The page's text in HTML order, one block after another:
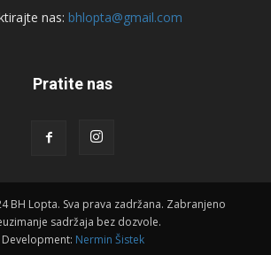
nas: bhlopta@gmail.com
Pratite nas
BH Lopta. Sva prava zadržana. Zabranjeno
sadržaja bez dozvole.
Development: Nermin Šistek